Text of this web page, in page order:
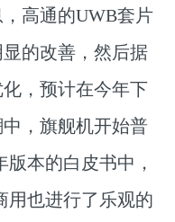
高通的UWB套片
的改善，然后据
，预计在今年下
，旗舰机开始普
本的白皮书中，
用也进行了乐观的